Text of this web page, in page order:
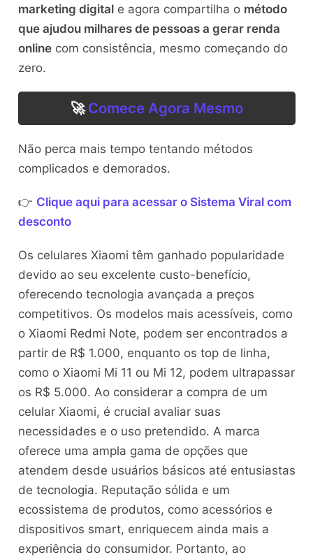
marketing digitale agora compartilha o método
que ajudou milhares de pessoas a gerar renda
onlinecom consistência, mesmo começando do
zero.
🚀Comece Agora Mesmo
Não perca mais tempo tentando métodos
complicados e demorados.
👉 Clique aqui para acessar o Sistema Viral com
desconto
Os celulares Xiaomi têm ganhado popularidade
devido ao seu excelente custo-benefício,
oferecendo tecnologia avançada a preços
competitivos. Os modelos mais acessíveis, como
o Xiaomi Redmi Note, podem ser encontrados a
partir de R$ 1.000, enquanto os top de linha,
como o Xiaomi Mi 11 ou Mi 12, podem ultrapassar
os R$ 5.000. Ao considerar a compra de um
celular Xiaomi, é crucial avaliar suas
necessidades e o uso pretendido. A marca
oferece uma ampla gama de opções que
atendem desde usuários básicos até entusiastas
de tecnologia. Reputação sólida e um
ecossistema de produtos, como acessórios e
dispositivos smart, enriquecem ainda mais a
experiência do consumidor. Portanto, ao